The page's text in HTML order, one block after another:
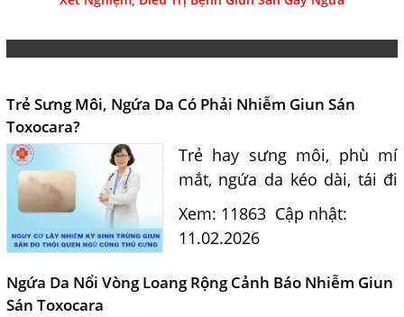
Trẻ Sưng Môi, Ngứa Da Có Phải Nhiễm Giun Sán
Toxocara?
Trẻ hay sưng môi, phù mí
mắt, ngứa da kéo dài, tái đi
tái lại có thể liên quan ấu
trùng giun sán Toxocara
nguyên nhân, xét nghiệm
Xem: 11863 Cập nhật:
11.02.2026
Ngứa Da Nổi Vòng Loang Rộng Cảnh Báo Nhiễm Giun
Sán Toxocara